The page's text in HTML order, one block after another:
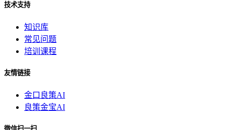
技术支持
知识库
常见问题
培训课程
友情链接
金口良策AI
良策金宝AI